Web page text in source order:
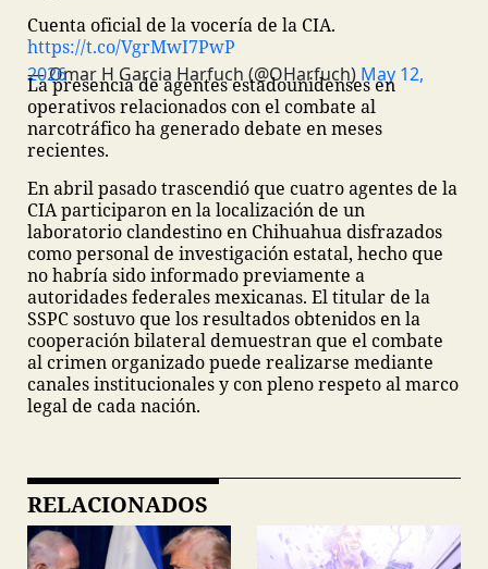
Cuenta oficial de la vocería de la CIA.
https://t.co/VgrMwI7PwP
— Omar H Garcia Harfuch (@OHarfuch)
May 12, 2026
La presencia de agentes estadounidenses en
operativos relacionados con el combate al
narcotráfico ha generado debate en meses
recientes.
En abril pasado trascendió que cuatro agentes de la
CIA participaron en la localización de un
laboratorio clandestino en Chihuahua disfrazados
como personal de investigación estatal, hecho que
no habría sido informado previamente a
autoridades federales mexicanas. El titular de la
SSPC sostuvo que los resultados obtenidos en la
cooperación bilateral demuestran que el combate
al crimen organizado puede realizarse mediante
canales institucionales y con pleno respeto al marco
legal de cada nación.
RELACIONADOS